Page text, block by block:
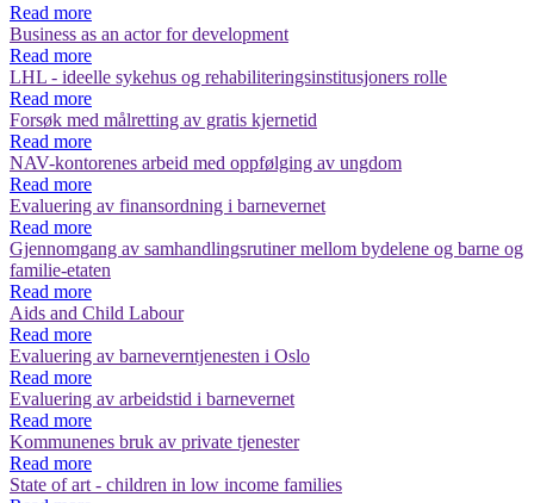
Read more
Business as an actor for development
Read more
LHL - ideelle sykehus og rehabiliteringsinstitusjoners rolle
Read more
Forsøk med målretting av gratis kjernetid
Read more
NAV-kontorenes arbeid med oppfølging av ungdom
Read more
Evaluering av finansordning i barnevernet
Read more
Gjennomgang av samhandlingsrutiner mellom bydelene og barne og
familie-etaten
Read more
Aids and Child Labour
Read more
Evaluering av barneverntjenesten i Oslo
Read more
Evaluering av arbeidstid i barnevernet
Read more
Kommunenes bruk av private tjenester
Read more
State of art - children in low income families